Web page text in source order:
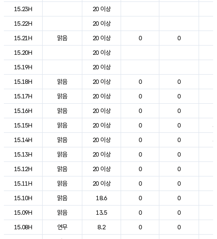
15.23H
20 이상
15.22H
20 이상
15.21H
맑음 20 이상 0 0
15.20H
20 이상
15.19H
20 이상
15.18H
맑음 20 이상 0 0
15.17H
맑음 20 이상 0 0
15.16H
맑음 20 이상 0 0
15.15H
맑음 20 이상 0 0
15.14H
맑음 20 이상 0 0
15.13H
맑음 20 이상 0 0
15.12H
맑음 20 이상 0 0
15.11H
맑음 20 이상 0 0
15.10H
맑음 18.6 0 0
15.09H
맑음 13.5 0 0
15.08H
연무 8.2 0 0